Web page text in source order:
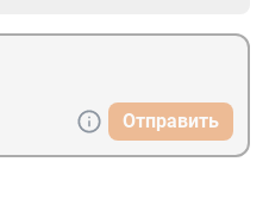
Отправить